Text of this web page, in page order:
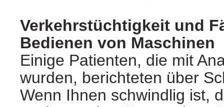
Verkehrstüchtigkeit und
Bedienen von Maschinen
Einige Patienten, die mit
wurden, berichteten über
Wenn Ihnen schwindlig ist,